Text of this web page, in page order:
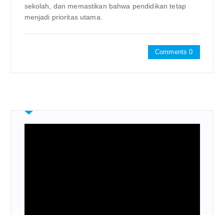
sekolah, dan memastikan bahwa pendidikan tetap
menjadi prioritas utama.
Comments 0